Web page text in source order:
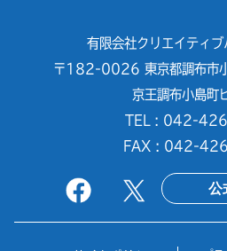
有限会社クリエイティブ
〒182-0026 東京都調布市
京王調布小島町
TEL : 042-
FAX : 042-
公